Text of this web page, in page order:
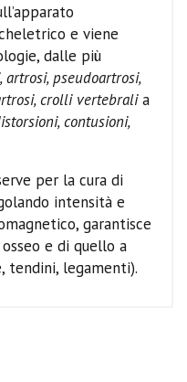
e viene
dalle più
artrosi, pseudoartrosi,
crolli vertebralia
contusioni,
per la cura di
intensità e
garantisce
e di quello a
tendini, legamenti).